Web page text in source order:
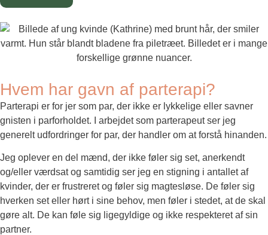
Hvem har gavn af parterapi?
Parterapi er for jer som par, der ikke er lykkelige eller savner
gnisten i parforholdet. I arbejdet som parterapeut ser jeg
generelt udfordringer for par, der handler om at forstå hinanden.
Jeg oplever en del mænd, der ikke føler sig set, anerkendt
og/eller værdsat og samtidig ser jeg en stigning i antallet af
kvinder, der er frustreret og føler sig magtesløse. De føler sig
hverken set eller hørt i sine behov, men føler i stedet, at de skal
gøre alt. De kan føle sig ligegyldige og ikke respekteret af sin
partner.